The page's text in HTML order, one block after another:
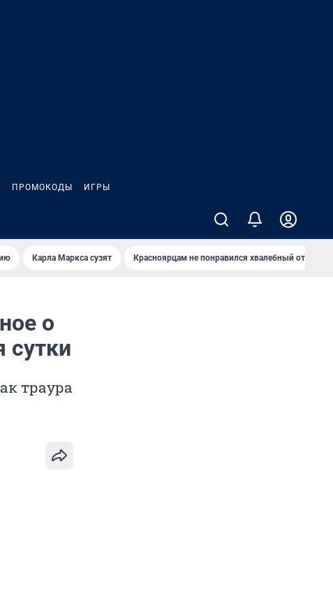
ПРОМОКОДЫ ИГРЫ
Карла Маркса сузят Красноярцам не понравился хвалебный отзыв о
о
сутки
траура